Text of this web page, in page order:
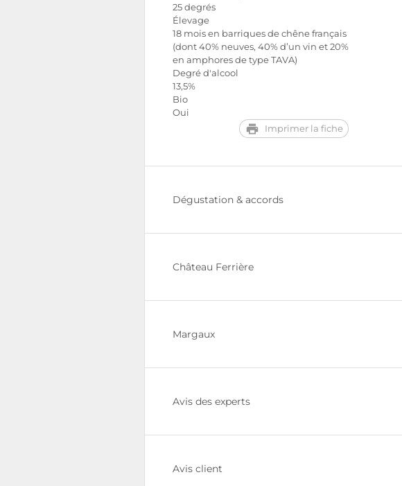
25 degrés
Élevage
18 mois en barriques de chêne français
(dont 40% neuves, 40% d’un vin et 20%
en amphores de type TAVA)
Degré d'alcool
13,5%
Bio
Oui
Imprimer la fiche
Dégustation & accords
Château Ferrière
Margaux
Avis des experts
Avis client